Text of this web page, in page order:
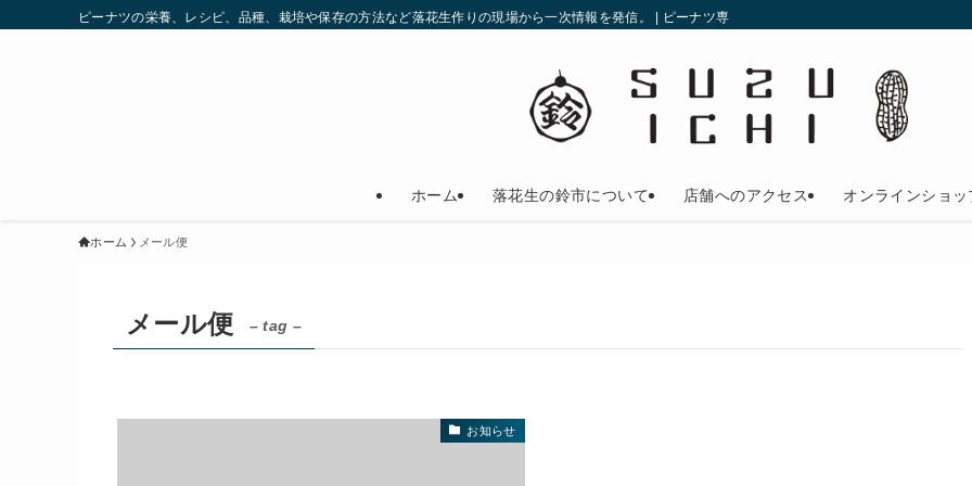
ピーナツの栄養、レシピ、品種、栽培や保存の方法など落花生作りの現場から一次情報を発信。 | ピーナツ専門店の鈴市
ホーム 落花生の鈴市について 店舗へのアクセス オンラインショッ
ホーム メール便
メール便 – tag –
お知らせ